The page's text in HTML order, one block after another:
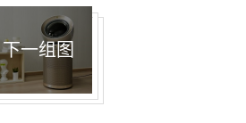
下一组图